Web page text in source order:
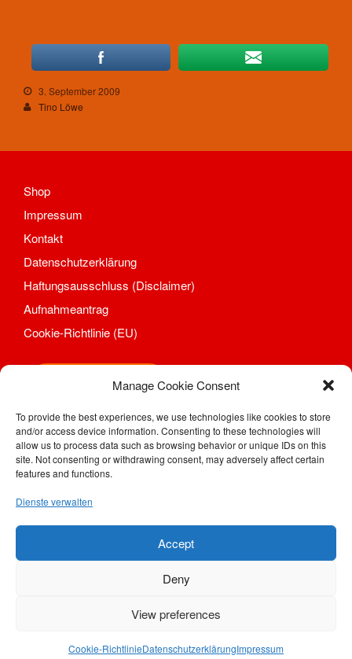
Manage Cookie Consent
To provide the best experiences, we use technologies like cookies to store
and/or access device information. Consenting to these technologies will
allow us to process data such as browsing behavior or unique IDs on this
site. Not consenting or withdrawing consent, may adversely affect certain
features and functions.
Dienste verwalten
Accept
Deny
View preferences
Cookie-RichtlinieDatenschutzerklärungImpressum
Trainingszeiten und Orte
Kontakt
Trainingszeiten und Orte
Kegeln
Aktuelles
Kontakt
Reha-Sport
Trainingszeiten und Orte
3. September 2009
Tino Löwe
Shop
Impressum
Kontakt
Datenschutzerklärung
Haftungsausschluss (Disclaimer)
Aufnahmeantrag
Cookie-Richtlinie (EU)
Shop
SV Motor Sörnewitz e. V.
Kahlhügelweg 31
01640 Coswig / Sörnewitz
Telefax: (0 35 23) 77 48 08
e-Mail:geschaeftsstelle@motor-soernewitz.de
www.motor-soernewitz.de
© 2022 SV Motor Sörnewitz e. V. / artTECc:om